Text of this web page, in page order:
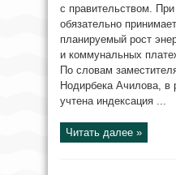
с правительством.
обязательно
планируемый рост
и коммунальных
По словам
Нодирбека Ачилова, в
учтена индексация ...
Читать далее »